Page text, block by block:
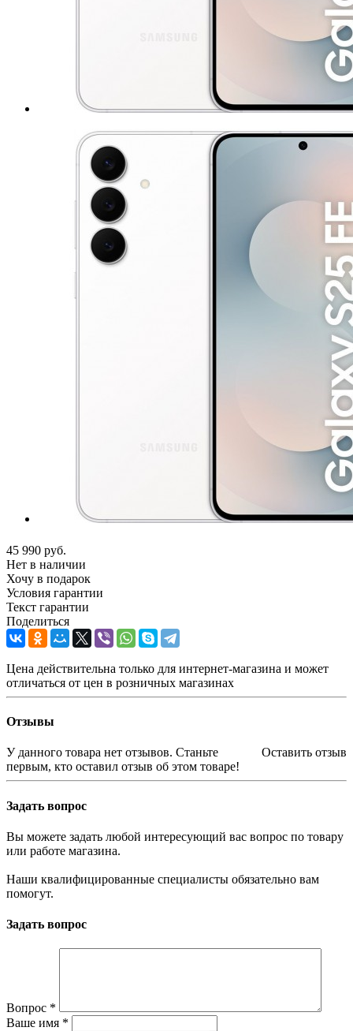
45 990 руб.
Нет в наличии
Хочу в подарок
Условия гарантии
Текст гарантии
Поделиться
Цена действительна только для интернет-магазина и может
отличаться от цен в розничных магазинах
Отзывы
Оставить отзыв
У данного товара нет отзывов. Станьте
первым, кто оставил отзыв об этом товаре!
Задать вопрос
Вы можете задать любой интересующий вас вопрос по товару
или работе магазина.
Наши квалифицированные специалисты обязательно вам
помогут.
Задать вопрос
Вопрос *
Ваше имя *